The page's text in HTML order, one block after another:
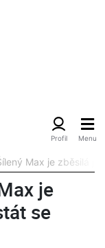
Max je zběsilá
je
se